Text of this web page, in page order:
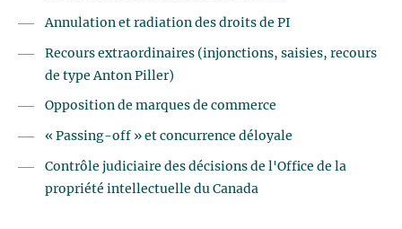
Annulation et radiation des droits de PI
Recours extraordinaires (injonctions, saisies, recours
de type Anton Piller)
Opposition de marques de commerce
« Passing-off » et concurrence déloyale
Contrôle judiciaire des décisions de l'Office de la
propriété intellectuelle du Canada